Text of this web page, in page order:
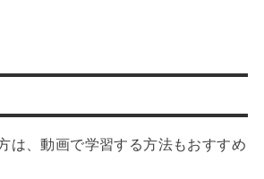
は、動画で学習する方法もおすすめ